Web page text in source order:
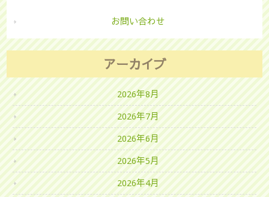
お問い合わせ
アーカイブ
2026年8月
2026年7月
2026年6月
2026年5月
2026年4月